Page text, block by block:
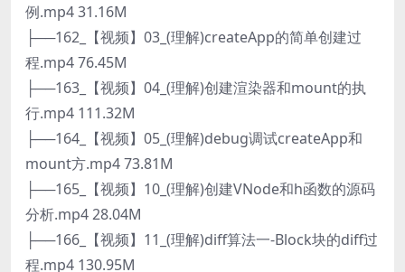
例.mp4 31.16M
├──162_【视频】03_(理解)createApp的简单创建过
程.mp4 76.45M
├──163_【视频】04_(理解)创建渲染器和mount的执
行.mp4 111.32M
├──164_【视频】05_(理解)debug调试createApp和
mount方.mp4 73.81M
├──165_【视频】10_(理解)创建VNode和h函数的源码
分析.mp4 28.04M
├──166_【视频】11_(理解)diff算法一-Block块的diff过
程.mp4 130.95M